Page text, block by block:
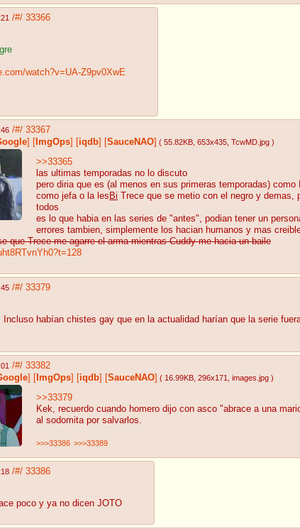
/#/ 33366
watch?v=UA-Z9pv0XwE
/#/ 33367
] [ ImgOps] [iqdb] [SauceNAO] ( 55.82KB , 653x435 , TcwMD.jpg )
>>33365
las ultimas temporadas no lo discuto
pero diria que es (al menos en sus primeras temporadas)
como jefa o la les Bi Trece que se metio con el negro y
todos
es lo que habia en las series de "antes", podian tener un
errores tambien, simplemente los hacian humanos y mas
que Trece me agarre el arma mientras Cuddy me hacia un baile
/#/ 33379
Incluso habían chistes gay que en la actualidad harían que la serie
/#/ 33382
] [ ImgOps] [iqdb] [SauceNAO] ( 16.99KB , 296x171 , images.jpg )
>>33379
Kek, recuerdo cuando homero dijo con asco "abrace a una
al sodomita por salvarlos.
>>>33386 >>>33389
/#/ 33386
poco y ya no dicen JOTO